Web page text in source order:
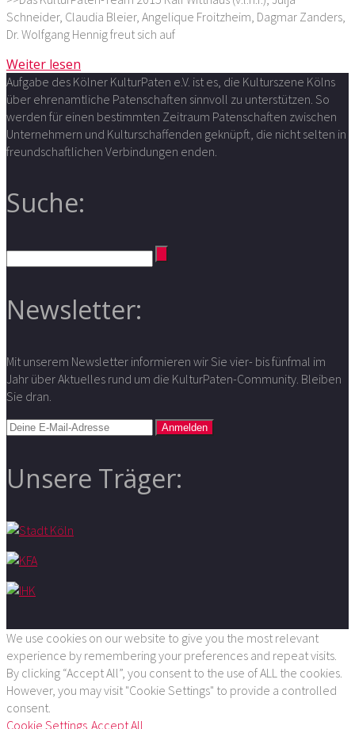
Schneider, Claudia Bleier, Angelique Froitzheim, Dagmar Zanders,
Dr. Wolfgang Hennig freut sich auf
Weiter lesen
Aufgabe des Kölner KulturPaten e.V. ist es, die Kulturszene Kölns
über ehrenamtliche Patenschaften sinnvoll zu unterstützen. So
werden für einen bestimmten Zeitraum Patenschaften zwischen
Unternehmern und Kulturschaffenden geknüpft, die nicht selten in
freundschaftlichen Verbindungen enden.
Suche:
Newsletter:
Mit unserem Newsletter informieren wir Sie vier- bis fünfmal im
Jahr über Aktuelles rund um die KulturPaten-Community. Bleiben
Sie dran.
Unsere Träger:
We use cookies on our website to give you the most relevant
experience by remembering your preferences and repeat visits.
By clicking “Accept All”, you consent to the use of ALL the cookies.
However, you may visit "Cookie Settings" to provide a controlled
consent.
Cookie Settings Accept All